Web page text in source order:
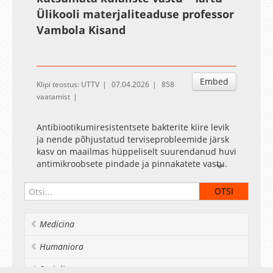
Ülikooli materjaliteaduse professor
Vambola Kisand
Embed
Klipi teostus: UTTV 07.04.2026
858
vaatamist
Antibiootikumiresistentsete bakterite kiire levik
ja nende põhjustatud terviseprobleemide järsk
kasv on maailmas hüppeliselt suurendanud huvi
antimikroobsete pindade ja pinnakatete vastu.
või nende paljunemist pidurdama, teisalt olema
inimesele ohutud. Näiteks aitavad sellised
antibiootikumiresistentsete bakterite levikut, kui
(ukselingid, lülitid, käepidemed), mida inimesed
Medicina
Humaniora
Socialia